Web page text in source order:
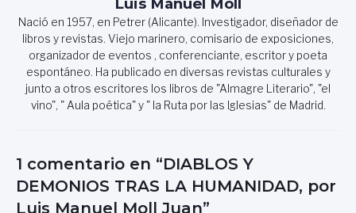
Nació en 1957, en Petrer (Alicante). Investigador, diseñador de
libros y revistas. Viejo marinero, comisario de exposiciones,
organizador de eventos , conferenciante, escritor y poeta
espontáneo. Ha publicado en diversas revistas culturales y
junto a otros escritores los libros de "Almagre Literario", "el
vino", " Aula poética" y " la Ruta por las Iglesias" de Madrid.
1 comentario en “DIABLOS Y
DEMONIOS TRAS LA HUMANIDAD, por
Luis Manuel Moll Juan”